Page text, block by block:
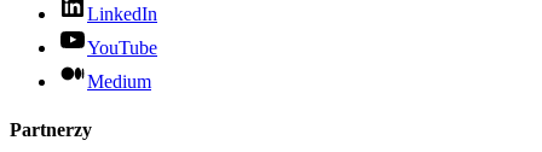
LinkedIn
YouTube
Medium
Partnerzy